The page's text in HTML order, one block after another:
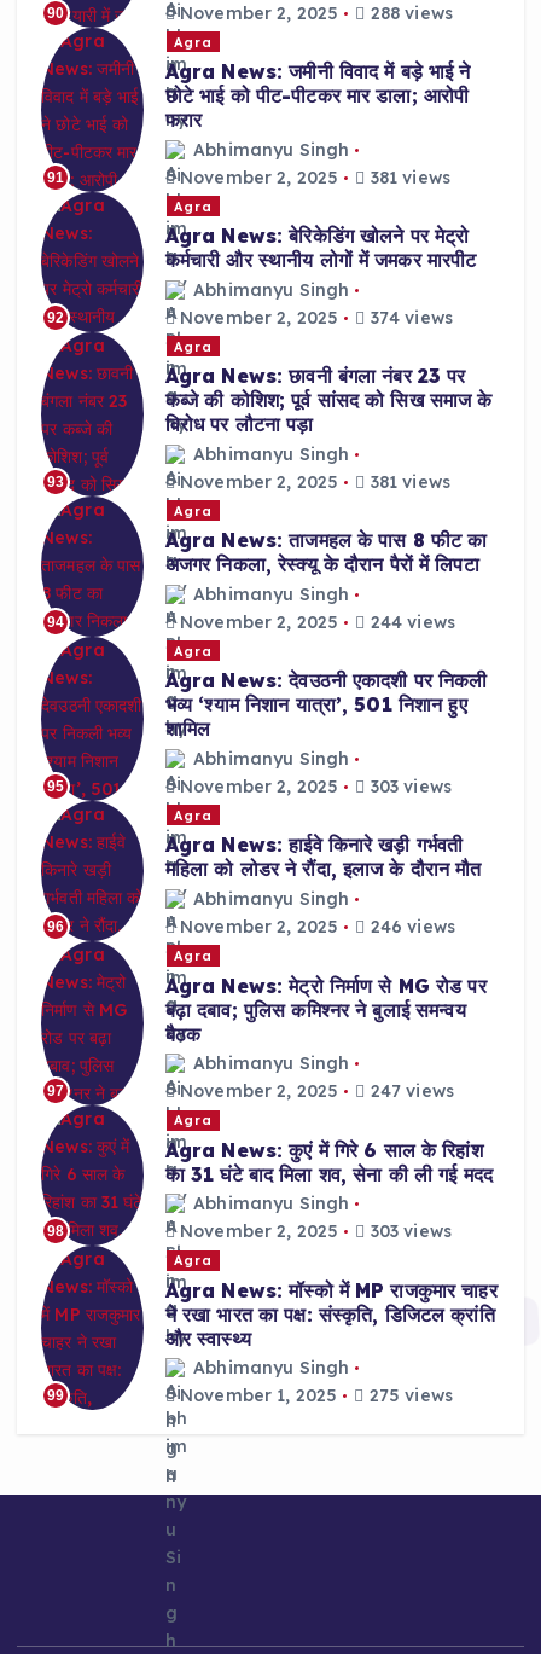
90
November 2, 2025
288 views
91
Agra
Agra News: जमीनी विवाद में बड़े भाई ने
छोटे भाई को पीट-पीटकर मार डाला; आरोपी
फरार
Abhimanyu Singh
November 2, 2025
381 views
92
Agra
Agra News: बेरिकेडिंग खोलने पर मेट्रो
कर्मचारी और स्थानीय लोगों में जमकर मारपीट
Abhimanyu Singh
November 2, 2025
374 views
93
Agra
Agra News: छावनी बंगला नंबर 23 पर
कब्जे की कोशिश; पूर्व सांसद को सिख समाज के
विरोध पर लौटना पड़ा
Abhimanyu Singh
November 2, 2025
381 views
94
Agra
Agra News: ताजमहल के पास 8 फीट का
अजगर निकला, रेस्क्यू के दौरान पैरों में लिपटा
Abhimanyu Singh
November 2, 2025
244 views
95
Agra
Agra News: देवउठनी एकादशी पर निकली
भव्य ‘श्याम निशान यात्रा’, 501 निशान हुए
शामिल
Abhimanyu Singh
November 2, 2025
303 views
96
Agra
Agra News: हाईवे किनारे खड़ी गर्भवती
महिला को लोडर ने रौंदा, इलाज के दौरान मौत
Abhimanyu Singh
November 2, 2025
246 views
97
Agra
Agra News: मेट्रो निर्माण से MG रोड पर
बढ़ा दबाव; पुलिस कमिश्नर ने बुलाई समन्वय
बैठक
Abhimanyu Singh
November 2, 2025
247 views
98
Agra
Agra News: कुएं में गिरे 6 साल के रिहांश
का 31 घंटे बाद मिला शव, सेना की ली गई मदद
Abhimanyu Singh
November 2, 2025
303 views
99
Agra
Agra News: मॉस्को में MP राजकुमार चाहर
ने रखा भारत का पक्ष: संस्कृति, डिजिटल क्रांति
और स्वास्थ्य
Abhimanyu Singh
November 1, 2025
275 views